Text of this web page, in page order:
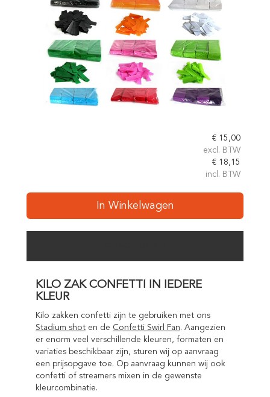
€ 15,00
excl. BTW
€ 18,15
incl. BTW
In Winkelwagen
KILO ZAK CONFETTI IN IEDERE
KLEUR
Kilo zakken confetti zijn te gebruiken met ons
Stadium shot en de Confetti Swirl Fan. Aangezien
er enorm veel verschillende kleuren, formaten en
variaties beschikbaar zijn, sturen wij op aanvraag
een prijsopgave toe. Op aanvraag kunnen wij ook
confetti of streamers mixen in de gewenste
kleurcombinatie.